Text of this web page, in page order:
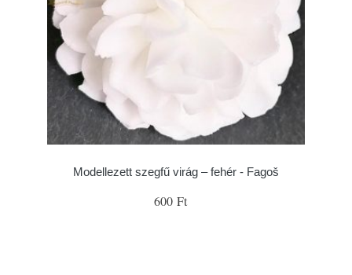
Modellezett szegfű virág – fehér - Fagoš
600 Ft